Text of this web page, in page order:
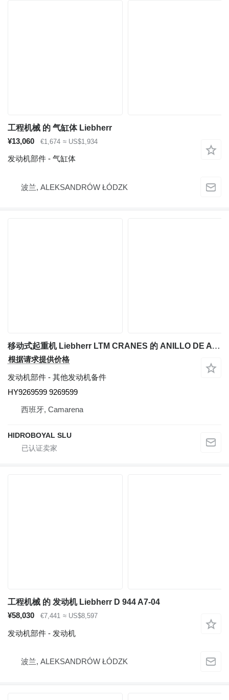
工程机械 的 气缸体 Liebherr
¥13,060
€1,674 ≈ US$1,934
发动机部件 - 气缸体
波兰, ALEKSANDRÓW ŁÓDZK
移动式起重机 Liebherr LTM CRANES 的 ANILLO DE ATAQUE Liebherr arbol de levas HY9269599
根据请求提供价格
发动机部件 - 其他发动机备件
HY9269599 9269599
西班牙, Camarena
HIDROBOYAL SLU
工程机械 的 发动机 Liebherr D 944 A7-04
¥58,030
€7,441 ≈ US$8,597
发动机部件 - 发动机
波兰, ALEKSANDRÓW ŁÓDZK